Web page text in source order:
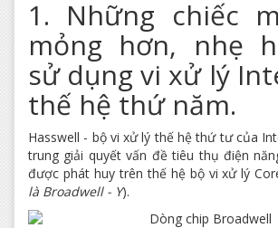
1. Những chiếc
mỏng hơn, nhẹ
sử dụng vi xử lý
thế hệ thứ năm.
Hasswell - bộ vi xử lý thế hệ thứ tư của
trung giải quyết vấn đề tiêu thụ điện
được phát huy trên thế hệ bộ vi xử lý
là Broadwell - Y).